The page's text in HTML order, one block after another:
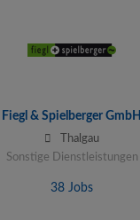
Fiegl & Spielberger GmbH
Thalgau
Sonstige Dienstleistungen
38 Jobs